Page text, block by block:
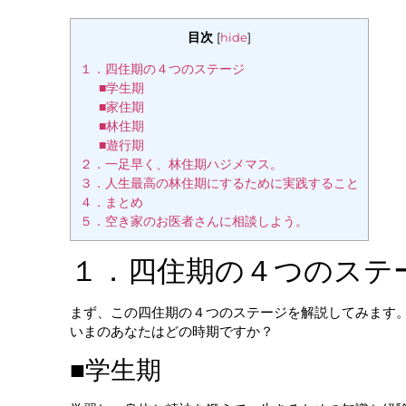
目次 [hide]
１．四住期の４つのステージ
■学生期
■家住期
■林住期
■遊行期
２．一足早く、林住期ハジメマス。
３．人生最高の林住期にするために実践すること
４．まとめ
５．空き家のお医者さんに相談しよう。
１．四住期の４つのステ
まず、この四住期の４つのステージを解説してみます
いまのあなたはどの時期ですか？
■学生期